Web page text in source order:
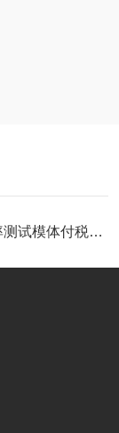
Phantomlab CTP446高分辨率测试模体付税到货